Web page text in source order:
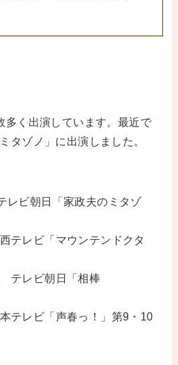
多く出演しています。最近で
タゾノ」に出演しました。
レビ朝日「家政夫のミタゾ
テレビ「マウンテンドクタ
テレビ朝日「相棒
テレビ「声春っ！」第9・10